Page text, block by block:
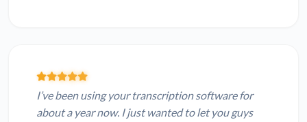
I’ve been using your transcription software for
about a year now. I just wanted to let you guys